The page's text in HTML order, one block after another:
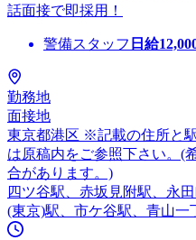
話面接で即採用！
警備スタッフ 日給
勤務地
面接地
東京都港区 ※記載の住所と
は原稿内をご参照下さい。(
合があります。)
四ツ谷駅、赤坂見附駅、永
(東京)駅、市ケ谷駅、青山一